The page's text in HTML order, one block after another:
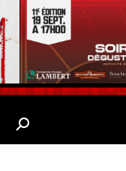
Search: